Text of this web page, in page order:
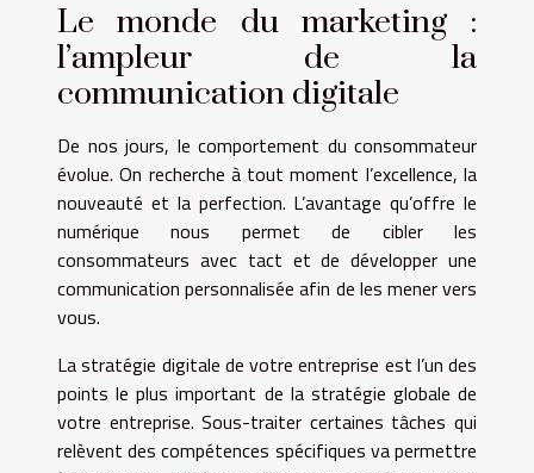
Le monde du marketing :
l’ampleur de la
communication digitale
De nos jours, le comportement du consommateur
évolue. On recherche à tout moment l’excellence, la
nouveauté et la perfection. L’avantage qu’offre le
numérique nous permet de cibler les
consommateurs avec tact et de développer une
communication personnalisée afin de les mener vers
vous.
La stratégie digitale de votre entreprise est l’un des
points le plus important de la stratégie globale de
votre entreprise. Sous-traiter certaines tâches qui
relèvent des compétences spécifiques va permettre